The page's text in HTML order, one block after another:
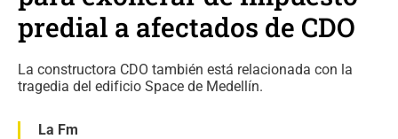
predial a afectados de CDO
La constructora CDO también está relacionada con la
tragedia del edificio Space de Medellín.
La Fm